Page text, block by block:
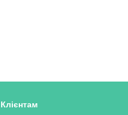
Клієнтам